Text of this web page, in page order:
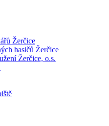
Žerčice
hasičů Žerčice
Žerčice, o.s.